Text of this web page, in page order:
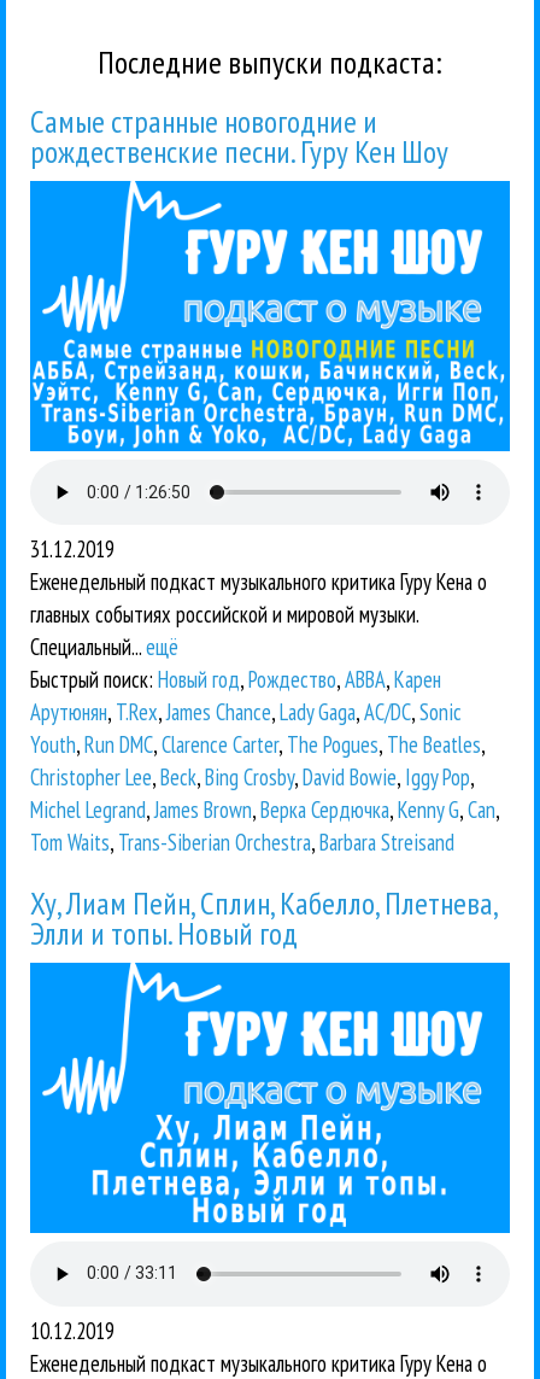
Последние выпуски подкаста:
Самые странные новогодние и
рождественские песни. Гуру Кен Шоу
31.12.2019
Еженедельный подкаст музыкального критика Гуру Кена о
главных событиях российской и мировой музыки.
Специальный...ещё
Быстрый поиск: Новый год,Рождество,ABBA,Карен
Арутюнян, T.Rex,James Chance,Lady Gaga,AC/DC,Sonic
Youth,Run DMC,Clarence Carter, The Pogues, The Beatles,
Christopher Lee,Beck,Bing Crosby,David Bowie, Iggy Pop,
Michel Legrand,James Brown,Верка Сердючка,Kenny G,Can,
Tom Waits, Trans-Siberian Orchestra,Barbara Streisand
Ху, Лиам Пейн, Сплин, Кабелло, Плетнева,
Элли и топы. Новый год
10.12.2019
Еженедельный подкаст музыкального критика Гуру Кена о